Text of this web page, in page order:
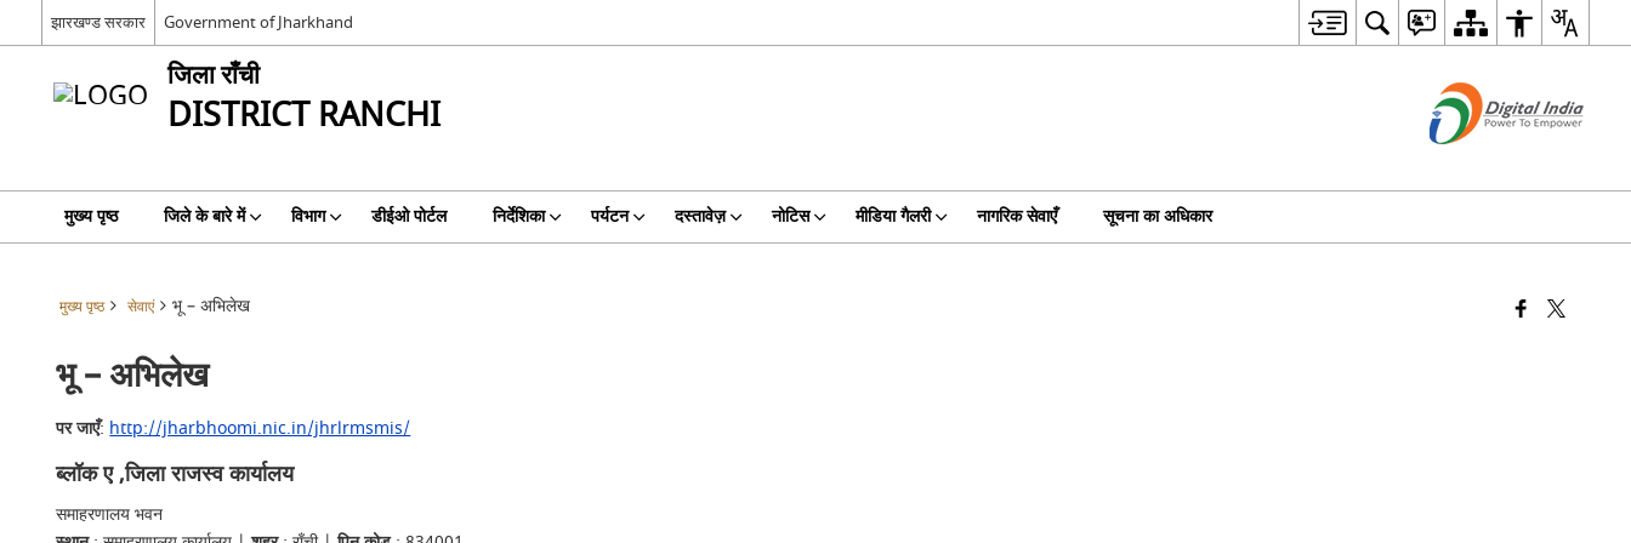
झारखण्ड सरकार Government of Jharkhand
जिला राँची
DISTRICT RANCHI
मुख्य पृष्ठ जिले के बारे में विभाग डीईओ पोर्टल निर्देशिका पर्यटन दस्तावेज़ नोटिस मीडिया गैलरी नागरिक सेवाएँ सूचना का अधिकार
मुख्य पृष्ठ सेवाएं भू – अभिलेख
भू – अभिलेख
पर जाएँ: http://jharbhoomi.nic.in/jhrlrmsmis/
ब्लॉक ए ,जिला राजस्व कार्यालय
समाहरणालय भवन